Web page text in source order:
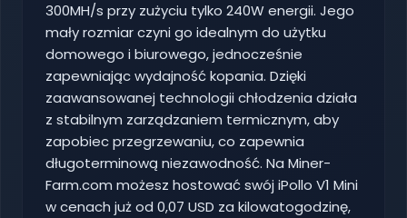
300MH/s przy zużyciu tylko 240W energii. Jego
mały rozmiar czyni go idealnym do użytku
domowego i biurowego, jednocześnie
zapewniając wydajność kopania. Dzięki
zaawansowanej technologii chłodzenia działa
z stabilnym zarządzaniem termicznym, aby
zapobiec przegrzewaniu, co zapewnia
długoterminową niezawodność. Na Miner-
Farm.com możesz hostować swój iPollo V1 Mini
w cenach już od 0,07 USD za kilowatogodzinę,